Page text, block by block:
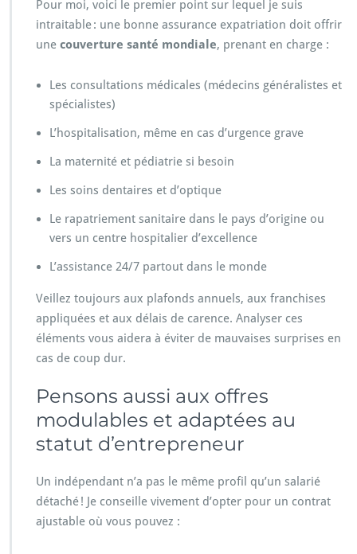
Pour moi, voici le premier point sur lequel je suis
intraitable : une bonne assurance expatriation doit offrir
une couverture santé mondiale, prenant en charge :
Les consultations médicales (médecins généralistes et
spécialistes)
L’hospitalisation, même en cas d’urgence grave
La maternité et pédiatrie si besoin
Les soins dentaires et d’optique
Le rapatriement sanitaire dans le pays d’origine ou
vers un centre hospitalier d’excellence
L’assistance 24/7 partout dans le monde
Veillez toujours aux plafonds annuels, aux franchises
appliquées et aux délais de carence. Analyser ces
éléments vous aidera à éviter de mauvaises surprises en
cas de coup dur.
Pensons aussi aux offres
modulables et adaptées au
statut d’entrepreneur
Un indépendant n’a pas le même profil qu’un salarié
détaché ! Je conseille vivement d’opter pour un contrat
ajustable où vous pouvez :